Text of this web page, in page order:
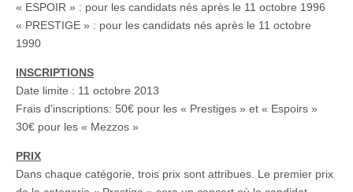
« ESPOIR » : pour les candidats nés après le 11 octobre 1996
« PRESTIGE » : pour les candidats nés après le 11 octobre
1990
​INSCRIPTIONS
Date limite : 11 octobre 2013
Frais d’inscriptions: 50€ pour les « Prestiges » et « Espoirs »
30€ pour les « Mezzos »
PRIX
Dans chaque catégorie, trois prix sont attribues. Le premier prix